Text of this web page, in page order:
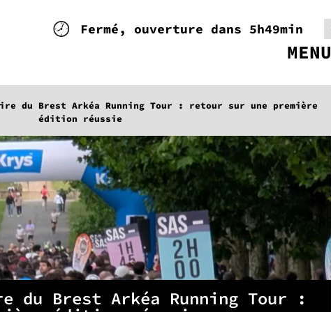
fermé, ouverture dans 5h49min
MENU
du Brest Arkéa Running Tour : retour sur une première
édition réussie
du Brest Arkéa Running Tour :